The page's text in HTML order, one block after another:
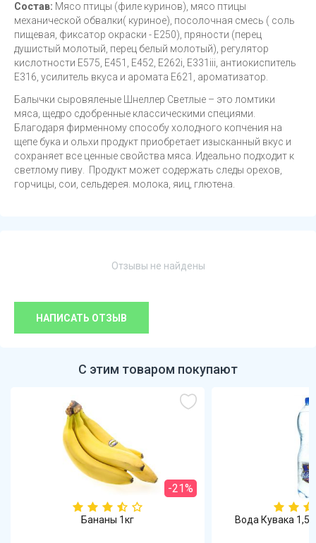
Состав: Мясо птицы (филе куринов), мясо птицы
механической обвалки( куриное), посолочная смесь ( соль
пищевая, фиксатор окраски - Е250), пряности (перец
душистый молотый, перец белый молотый), регулятор
кислотности E575, E451, E452, E262i, E331iii, антиокиспитель
E316, усилитель вкуса и аромата E621, ароматизатор.
Балычки сыровяленые Шнеллер Светлые – это ломтики
мяса, щедро сдобренные классическими специями.
Благодаря фирменному способу холодного копчения на
щепе бука и ольхи продукт приобретает изысканный вкус и
сохраняет все ценные свойства мяса. Идеально подходит к
светлому пиву. Продукт может содержать следы орехов,
горчицы, сои, сельдерея. молока, яиц, глютена.
Отзывы не найдены
НАПИСАТЬ ОТЗЫВ
С этим товаром покупают
-21%
Бананы 1кг Вода Кувака